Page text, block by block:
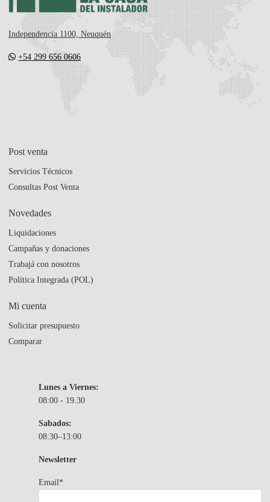
Independencia 1100, Neuquén
+54 299 656 0606
Post venta
Servicios Técnicos
Consultas Post Venta
Novedades
Liquidaciones
Campañas y donaciones
Trabajá con nosotros
Política Integrada (POL)
Mi cuenta
Solicitar presupuesto
Comparar
Lunes a Viernes:
08:00 - 19.30
Sabados:
08:30–13:00
Newsletter
Email*